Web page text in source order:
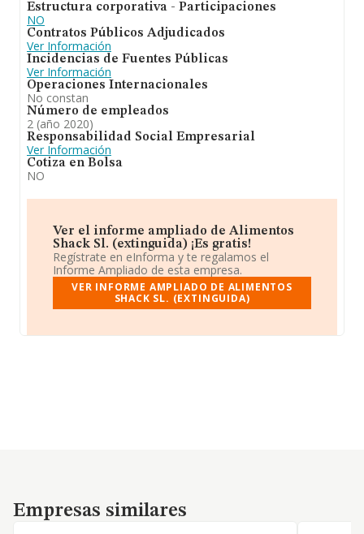
Estructura corporativa - Participaciones
NO
Contratos Públicos Adjudicados
Ver Información
Incidencias de Fuentes Públicas
Ver Información
Operaciones Internacionales
No constan
Número de empleados
2 (año 2020)
Responsabilidad Social Empresarial
Ver Información
Cotiza en Bolsa
NO
Ver el informe ampliado de Alimentos
Shack Sl. (extinguida) ¡Es gratis!
Regístrate en eInforma y te regalamos el
Informe Ampliado de esta empresa.
VER INFORME AMPLIADO DE ALIMENTOS
SHACK SL. (EXTINGUIDA)
Empresas similares
Empresas similares